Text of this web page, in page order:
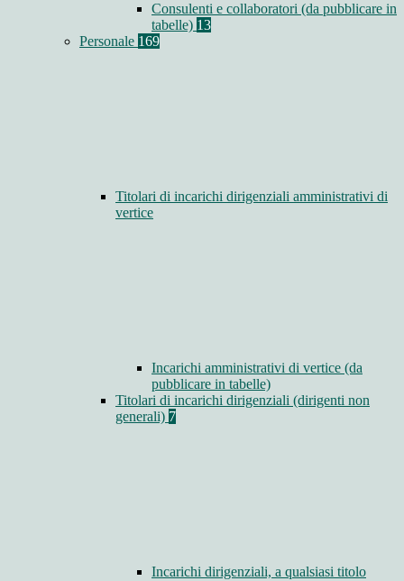
Consulenti e collaboratori (da pubblicare in
tabelle) 13
Personale 169
Titolari di incarichi dirigenziali amministrativi di
vertice
Incarichi amministrativi di vertice (da
pubblicare in tabelle)
Titolari di incarichi dirigenziali (dirigenti non
generali) 7
Incarichi dirigenziali, a qualsiasi titolo